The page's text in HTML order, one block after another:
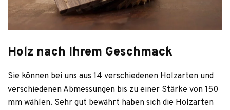
Holz nach Ihrem Geschmack
Sie kön­nen bei uns aus 14 ver­schie­de­nen Holz­ar­ten und
ver­schie­de­nen Abmes­sun­gen bis zu einer Stärke von 150
mm wäh­len. Sehr gut bewährt haben sich die Holz­ar­ten